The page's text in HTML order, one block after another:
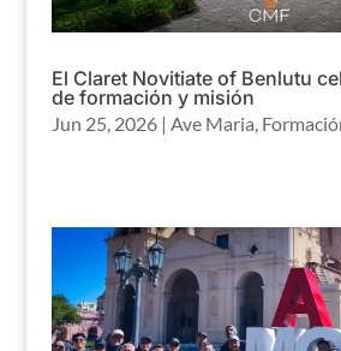
El Claret Novitiate of Benlutu
de formación y misión
Jun 25, 2026| Ave Maria,